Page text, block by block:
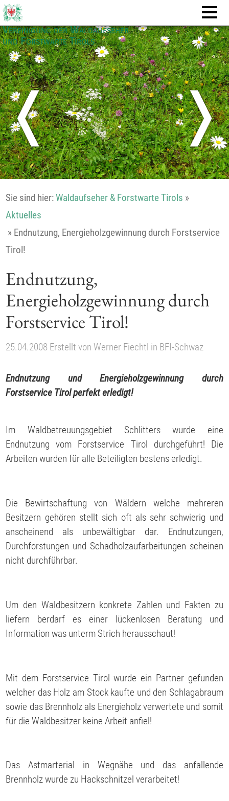
Vereinigung der Waldaufseher
und Forstwarte Tirols
❬ ❭
Sie sind hier:Waldaufseher & Forstwarte Tirols »
Aktuelles
» Endnutzung, Energieholzgewinnung durch Forstservice
Tirol!
Endnutzung,
Energieholzgewinnung durch
Forstservice Tirol!
25.04.2008 Erstellt vonWerner Fiechtl in BFI-Schwaz
Endnutzung und Energieholzgewinnung durch
Forstservice Tirol perfekt erledigt!
Im Waldbetreuungsgebiet Schlitters wurde eine
Endnutzung vom Forstservice Tirol durchgeführt! Die
Arbeiten wurden für alle Beteiligten bestens erledigt.
Die Bewirtschaftung von Wäldern welche mehreren
Besitzern gehören stellt sich oft als sehr schwierig und
anscheinend als unbewältigbar dar. Endnutzungen,
Durchforstungen und Schadholzaufarbeitungen scheinen
nicht durchführbar.
Um den Waldbesitzern konkrete Zahlen und Fakten zu
liefern berdarf es einer lückenlosen Beratung und
Information was unterm Strich herausschaut!
Mit dem Forstservice Tirol wurde ein Partner gefunden
welcher das Holz am Stock kaufte und den Schlagabraum
sowie das Brennholz als Energieholz verwertete und somit
für die Waldbesitzer keine Arbeit anfiel!
Das Astmarterial in Wegnähe und das anfallende
Brennholz wurde zu Hackschnitzel verarbeitet!